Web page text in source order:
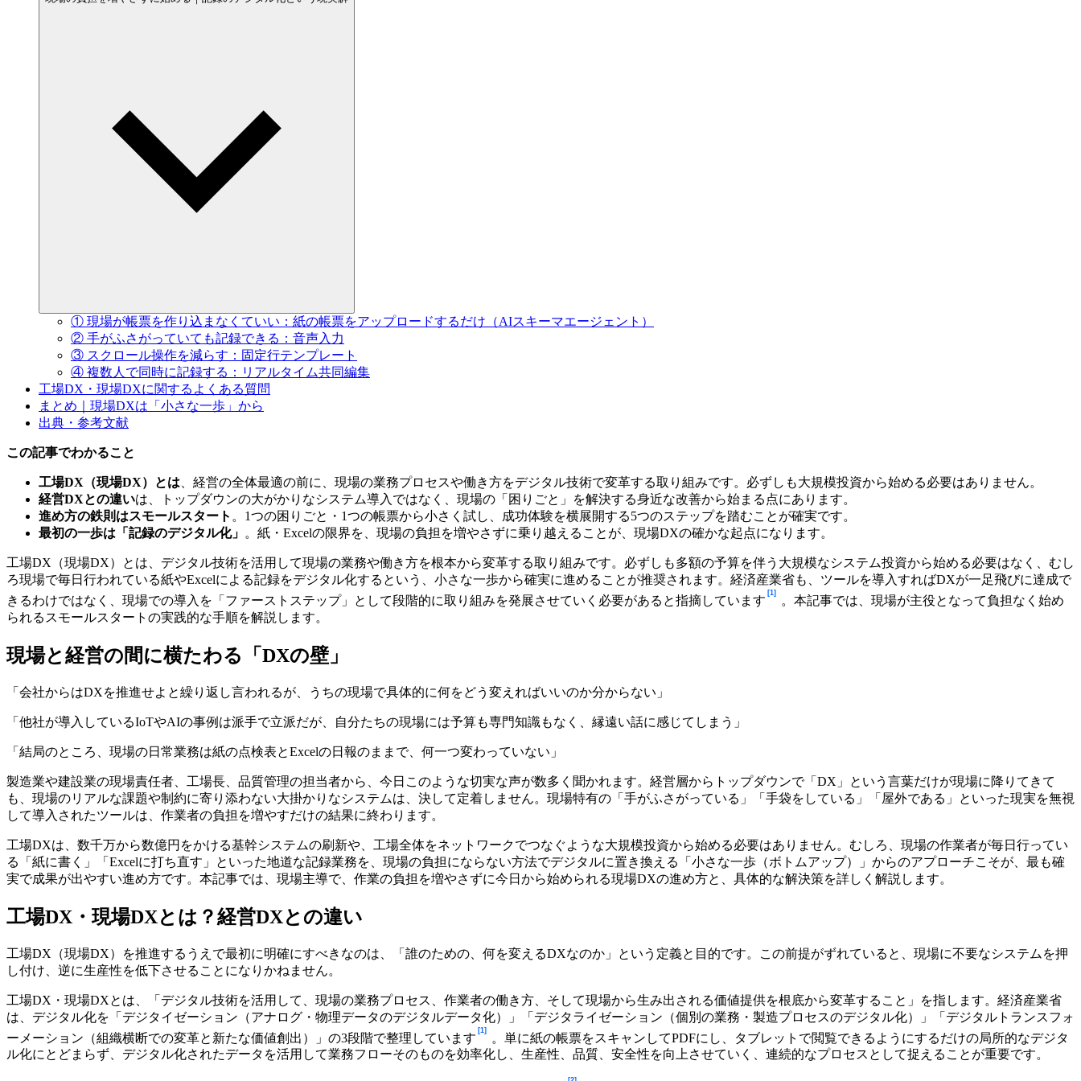
① 現場が帳票を作り込まなくていい ：紙の帳票をアップロードするだけ （AIスキーマエージェント）
② 手がふさがっていても記録できる ：音声入力
③ スクロール操作を減らす：固定行テンプレート
④ 複数人で同時に記録する ：リアルタイム共同編集
工場DX・現場DXに関する よく ある質問
まとめ｜現場DXは 「小さな一歩」から
出典・参考文献
この記事でわかること
工場DX（現場DX）とは ​、経営の全体最適の前に、現場の業務プロセスや働き方をデジタル技術で変革する取り組みです。必ずしも大規模投資から始める必要はありません。
経営DXとの違いは、トップダウンの大がかりなシステム導入ではなく、現場の「困りごと」を解決する身近な改善から始まる点にあります。
進め方の鉄則はスモールスタート ​。1つの困りごと・1つの帳票から小さく試し、成功体験を横展開する5つのステップを踏むことが確実です。
最初の一歩は「記録のデジタル化」​ ​。紙・Excelの限界を、現場の負担を増やさずに乗り越えることが、現場DXの確かな起点になります。
工場DX（現場DX）とは、デジタル技術を活用して現場の業務や働き方を根本から変革する取り組みです。必ずしも多額の予算を伴う大規模なシステム投資から始める必要はなく、むし
ろ現場で毎日行われている紙やExcelによる記録をデジタル化するという、小さな一歩から確実に進めることが推奨されます。経済産業省も、ツールを導入すればDXが一足飛びに達成で
きるわけではなく、現場での導入を「ファーストステップ」として段階的に取り組みを発展させていく必要があると指摘しています
[1]
。本記事では、現場が主役となって負担なく始め
られるスモールスタートの実践的な手順を解説します。
現場と経営の間に横たわる「DXの壁」
「会社からはDXを推進せよと繰り返し言われるが、うちの現場で具体的に何をどう変えればいいのか分からない」
「他社が導入しているIoTやAIの事例は派手で立派だが、自分たちの現場には予算も専門知識もなく、縁遠い話に感じてしまう」
「結局のところ、現場の日常業務は紙の点検表とExcelの日報のままで、何一つ変わっていない」
製造業や建設業の現場責任者、工場長、品質管理の担当者から、今日このような切実な声が数多く聞かれます。経営層からトップダウンで「DX」という言葉だけが現場に降りてきて
も、現場のリアルな課題や制約に寄り添わない大掛かりなシステムは、決して定着しません。現場特有の「手がふさがっている」「手袋をしている」「屋外である」といった現実を無視
して導入されたツールは、作業者の負担を増やすだけの結果に終わります。
工場DXは、数千万から数億円をかける基幹システムの刷新や、工場全体をネットワークでつなぐような大規模投資から始める必要はありません。むしろ、現場の作業者が毎日行ってい
る「紙に書く」「Excelに打ち直す」といった地道な記録業務を、現場の負担にならない方法でデジタルに置き換える「小さな一歩（ボトムアップ）」からのアプローチこそが、最も確
実で成果が出やすい進め方です。本記事では、現場主導で、作業の負担を増やさずに今日から始められる現場DXの進め方と、具体的な解決策を詳しく解説します。
工場DX・現場DXとは？経営DXとの違い
工場DX（現場DX）を推進するうえで最初に明確にすべきなのは、「誰のための、何を変えるDXなのか」という定義と目的です。この前提がずれていると、現場に不要なシステムを押
し付け、逆に生産性を低下させることになりかねません。
工場DX・現場DXとは、「デジタル技術を活用して、現場の業務プロセス、作業者の働き方、そして現場から生み出される価値提供を根底から変革すること」を指します。経済産業省
は、デジタル化を「デジタイゼーション（アナログ・物理データのデジタルデータ化）」「デジタライゼーション（個別の業務・製造プロセスのデジタル化）」「デジタルトランスフォ
ーメーション（組織横断での変革と新たな価値創出）」の3段階で整理しています
[1]
。単に紙の帳票をスキャンしてPDFにし、タブレットで閲覧できるようにするだけの局所的なデジタ
ル化にとどまらず、デジタル化されたデータを活用して業務フローそのものを効率化し、生産性、品質、安全性を向上させていく、連続的なプロセスとして捉えることが重要です。